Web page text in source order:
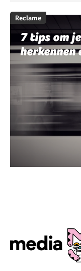
Reclame
7 tips om
herkennen